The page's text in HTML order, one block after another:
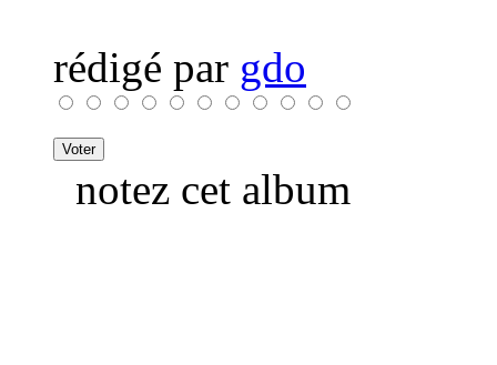
rédigé par gdo
notez cet album